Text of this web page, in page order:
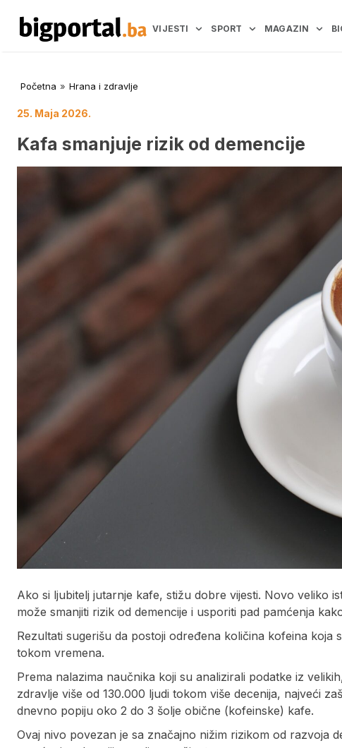
VIJESTI SPORT MAGAZIN
Početna » Hrana i zdravlje
25. Maja 2026.
Kafa smanjuje rizik od demencije
Ako si ljubitelj jutarnje kafe, stižu dobre vijesti. Novo veliko
može smanjiti rizik od demencije i usporiti pad pamćenja
Rezultati sugerišu da postoji određena količina kofeina
tokom vremena.
Prema nalazima naučnika koji su analizirali podatke iz
zdravlje više od 130.000 ljudi tokom više decenija, najveći
dnevno popiju oko 2 do 3 šolje obične (kofeinske) kafe.
Ovaj nivo povezan je sa značajno nižim rizikom od razvoja